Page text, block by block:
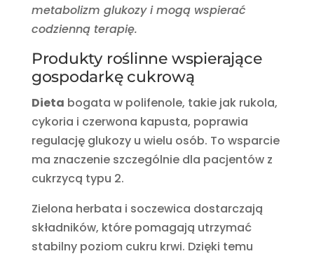
metabolizm glukozy i mogą wspierać
codzienną terapię.
Produkty roślinne wspierające
gospodarkę cukrową
Dieta bogata w polifenole, takie jak rukola,
cykoria i czerwona kapusta, poprawia
regulację glukozy u wielu osób. To wsparcie
ma znaczenie szczególnie dla pacjentów z
cukrzycą typu 2.
Zielona herbata i soczewica dostarczają
składników, które pomagają utrzymać
stabilny poziom cukru krwi. Dzięki temu